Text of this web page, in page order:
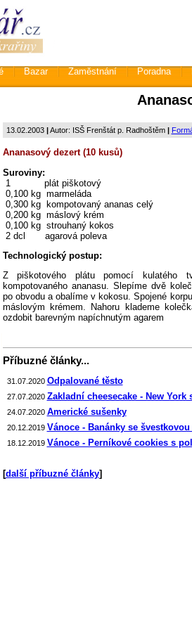
Bazar Zaměstnání Poradna
13.02.2003 |Autor: ISŠ Frenštát p. Radhoštěm |
Ananasový dezert (10 kusů)
Suroviny:
1 plát piškotový
0,100 kg marmeláda
0,300 kg kompotovaný ananas celý
0,200 kg máslový krém
0,100 kg strouhaný kokos
2 dcl agarová poleva
Technologický postup:
Z piškotového plátu pomocí kulatého
kompotovaného ananasu. Slepíme dvě
po obvodu a obalíme v kokosu. Spojené
máslovým krémem. Nahoru klademe
ozdobit barevným napíchnutým agarem
Příbuzné články...
31.07.2020 Odpalované těsto
27.07.2020 Zakladní cheesecake - New York
24.07.2020 Americké sušenky
20.12.2019 Vánoce - Banánky se
18.12.2019 Vánoce - Perníkové cookies s
[další příbuzné články]